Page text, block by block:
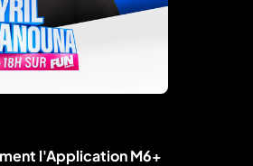
l'Application M6+